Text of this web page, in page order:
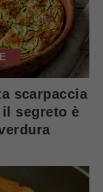
scarpaccia
segreto è